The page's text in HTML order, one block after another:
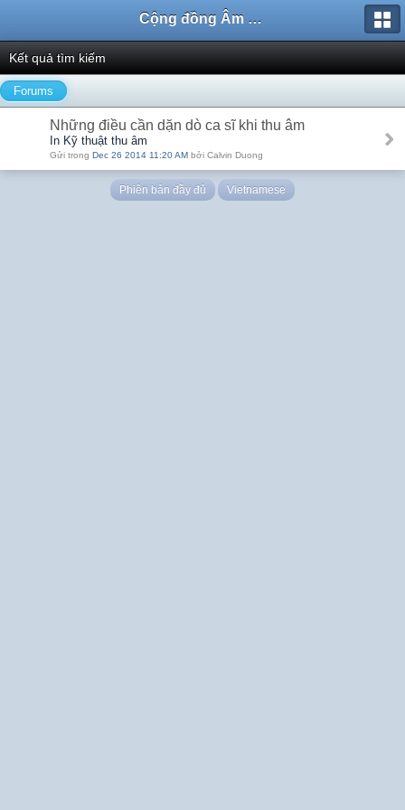
Cộng đồng Âm nhạc Sound Says
Kết quả tìm kiếm
Forums
Những điều cần dặn dò ca sĩ khi thu âm
In Kỹ thuật thu âm
Gửi trong Dec 26 2014 11:20 AM bởi Calvin Duong
Phiên bản đầy đủ Vietnamese